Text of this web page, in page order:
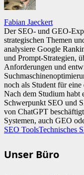
Fabian Jaeckert
Der SEO- und GEO-
strategischen Themen
analysiere Google
und Prompt-Strategien,
Anforderungen und
noch als Student für
Nach dem Studium habt
Schwerpunkt SEO und
von ChatGPT
Systemen, auch GEO
SEO ToolsTechnisches
Unser Büro